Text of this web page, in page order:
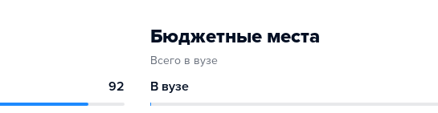
92
Бюджетные места
Всего в вузе
В вузе